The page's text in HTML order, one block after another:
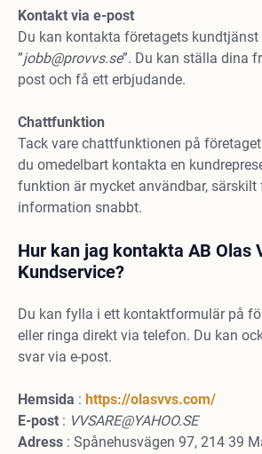
Kontakt via e-post
Du kan kontakta företagets kundtjänst
”jobb@provvs.se”. Du kan ställa dina
post och få ett erbjudande.
Chattfunktion
Tack vare chattfunktionen på
du omedelbart kontakta en
funktion är mycket användbar,
information snabbt.
Hur kan jag kontakta AB Olas
Kundservice?
Du kan fylla i ett kontaktformulär på
eller ringa direkt via telefon. Du kan
svar via e-post.
Hemsida : https://olasvvs.com/
E-post : VVSARE@YAHOO.SE
Adress : Spånehusvägen 97, 214 39